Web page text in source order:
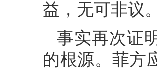
益，无可非议。
事实再次证
的根源。菲方